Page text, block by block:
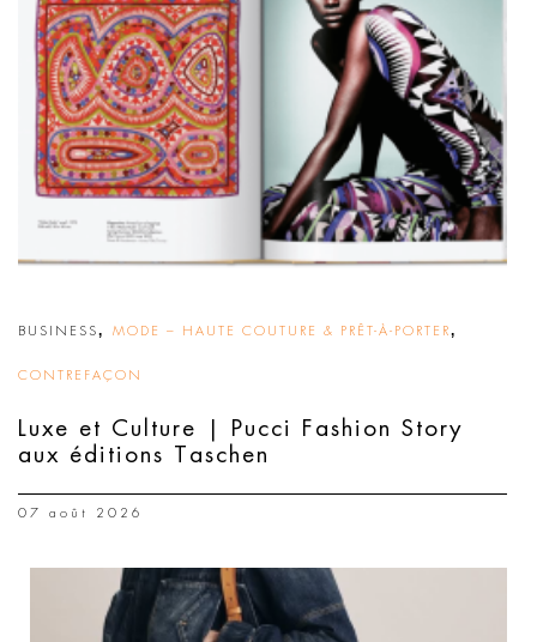
BUSINESS, MODE – HAUTE COUTURE & PRÊT-À-PORTER,
CONTREFAÇON
Luxe et Culture | Pucci Fashion Story
aux éditions Taschen
07 août 2026